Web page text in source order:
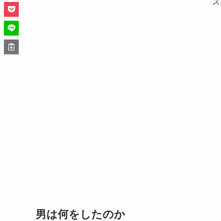
男は何をしたのか